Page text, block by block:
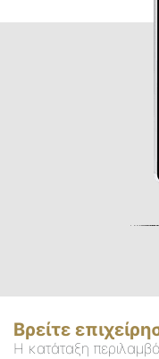
Βρείτε
Η κατάταξη